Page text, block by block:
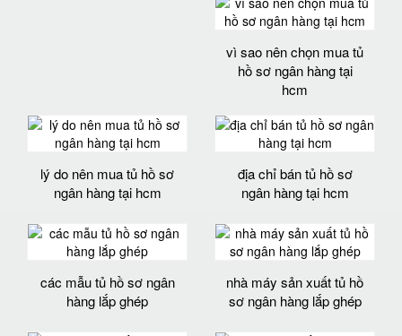
vì sao nên chọn mua tủ
hồ sơ ngân hàng tại
hcm
lý do nên mua tủ hồ sơ
ngân hàng tại hcm
địa chỉ bán tủ hồ sơ
ngân hàng tại hcm
các mẫu tủ hồ sơ ngân
hàng lắp ghép
nhà máy sản xuất tủ hồ
sơ ngân hàng lắp ghép